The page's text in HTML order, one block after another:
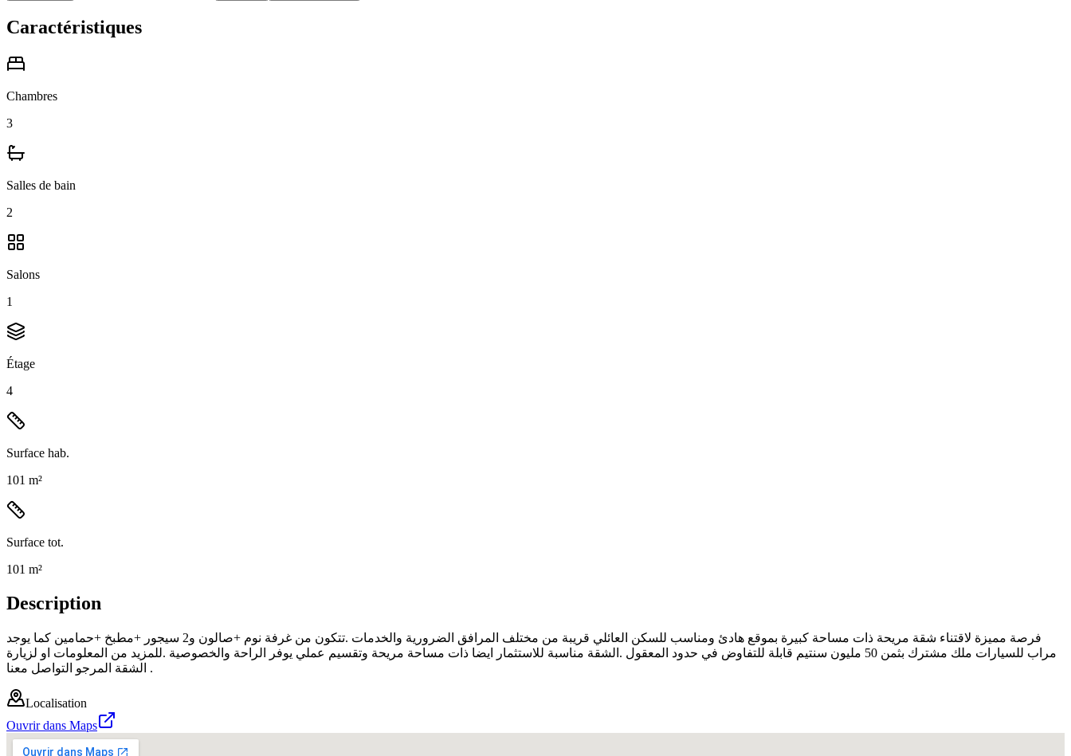
Caractéristiques
Chambres
3
Salles de bain
2
Salons
1
Étage
4
Surface hab.
101 m²
Surface tot.
101 m²
Description
فرصة مميزة لاقتناء شقة مريحة ذات مساحة كبيرة بموقع هادئ ومناسب للسكن العائلي قريبة من مختلف المرافق الضرورية والخدمات .تتكون من غرفة نوم +صالون و2 سيجور +مطبخ +حمامين كما يوجد
مراب للسيارات ملك مشترك بثمن 50 مليون سنتيم قابلة للتفاوض في حدود المعقول .الشقة مناسبة للاستثمار ايضا ذات مساحة مريحة وتقسيم عملي يوفر الراحة والخصوصية .للمزيد من المعلومات او لزيارة
الشقة المرجو التواصل معنا .
Localisation
Ouvrir dans Maps